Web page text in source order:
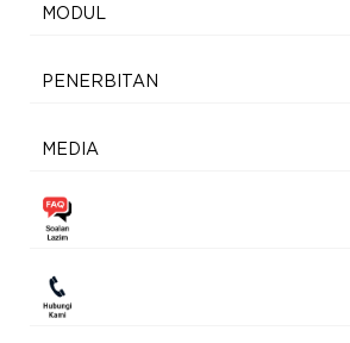
MODUL
PENERBITAN
MEDIA